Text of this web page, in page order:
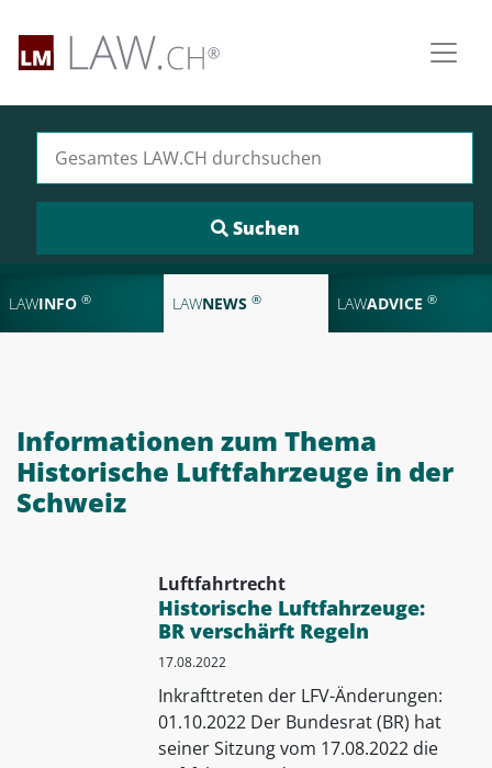
LAWINFO ® LAWNEWS ® LAWADVICE ®
Informationen zum Thema
Historische Luftfahrzeuge in der
Schweiz
Luftfahrtrecht
Historische Luftfahrzeuge:
BR verschärft Regeln
17.08.2022
Inkrafttreten der LFV-Änderungen:
01.10.2022 Der Bundesrat (BR) hat
seiner Sitzung vom 17.08.2022 die